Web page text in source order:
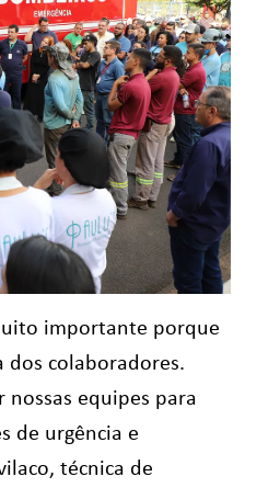
importante porque
dos colaboradores.
nossas equipes para
de urgência e
técnica de